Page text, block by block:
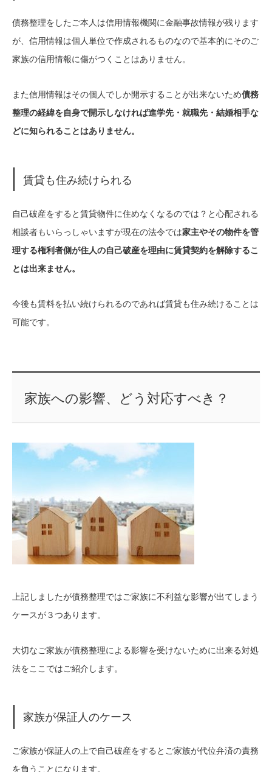
債務整理をしたご本人は信用情報機関に金融事故情報が残ります
が、信用情報は個人単位で作成されるものなので基本的にそのご
家族の信用情報に傷がつくことはありません。
また信用情報はその個人でしか開示することが出来ないため債務
整理の経緯を自身で開示しなければ進学先・就職先・結婚相手な
どに知られることはありません。
賃貸も住み続けられる
自己破産をすると賃貸物件に住めなくなるのでは？と心配される
相談者もいらっしゃいますが現在の法令では家主やその物件を管
理する権利者側が住人の自己破産を理由に賃貸契約を解除するこ
とは出来ません。
今後も賃料を払い続けられるのであれば賃貸も住み続けることは
可能です。
家族への影響、どう対応すべき？
上記しましたが債務整理ではご家族に不利益な影響が出てしまう
ケースが３つあります。
大切なご家族が債務整理による影響を受けないために出来る対処
法をここではご紹介します。
家族が保証人のケース
ご家族が保証人の上で自己破産をするとご家族が代位弁済の責務
を負うことになります。